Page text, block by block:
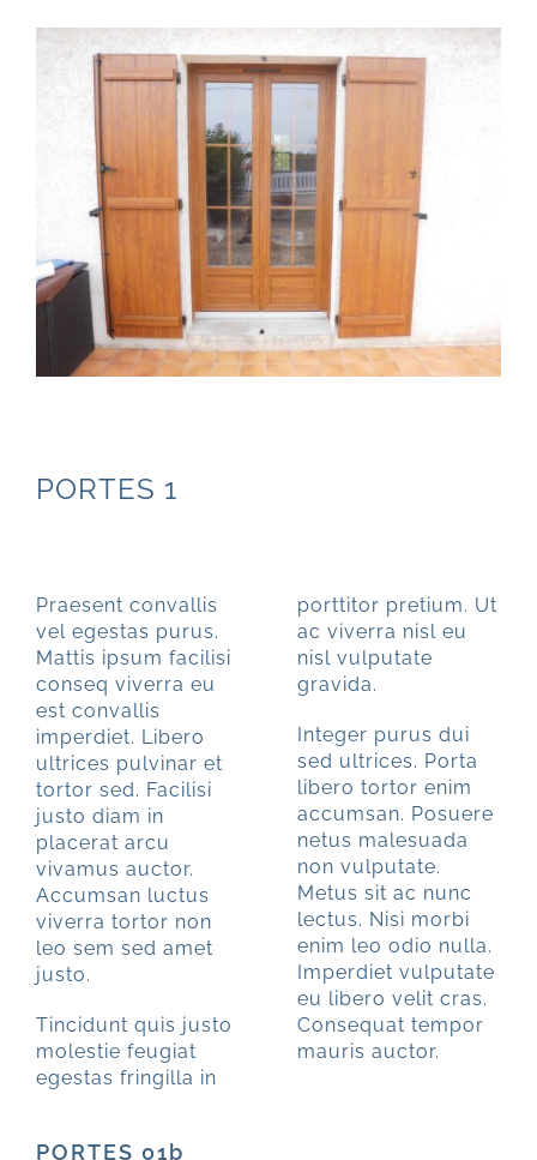
PORTES 1
Praesent convallis
vel egestas purus.
Mattis ipsum facilisi
conseq viverra eu
est convallis
imperdiet. Libero
ultrices pulvinar et
tortor sed. Facilisi
justo diam in
placerat arcu
vivamus auctor.
Accumsan luctus
viverra tortor non
leo sem sed amet
justo.
Tincidunt quis justo
molestie feugiat
egestas fringilla in
porttitor pretium. Ut
ac viverra nisl eu
nisl vulputate
gravida.
Integer purus dui
sed ultrices. Porta
libero tortor enim
accumsan. Posuere
netus malesuada
non vulputate.
Metus sit ac nunc
lectus. Nisi morbi
enim leo odio nulla.
Imperdiet vulputate
eu libero velit cras.
Consequat tempor
mauris auctor.
PORTES 01b